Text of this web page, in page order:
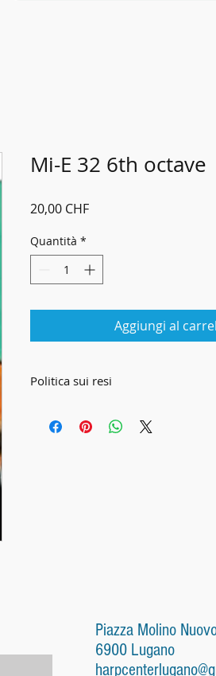
Mi-E 32 6th octave
20,00 CHFPrezzo
Quantità *
Aggiungi al
Politica sui resi
condizioni generali di vendita
schermo (denominazione, prezzo,
quantità, colore, particolarità dei
Piazza Molino
6900 Lugano